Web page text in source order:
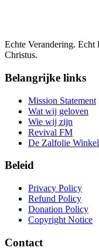
Echte Verandering.
Christus.
Belangrijke links
Mission Statement
Wat wij geloven
Wie wij zijn
Revival FM
De Zalfolie Winkel
Beleid
Privacy Policy
Refund Policy
Donation Policy
Copyright Notice
Contact